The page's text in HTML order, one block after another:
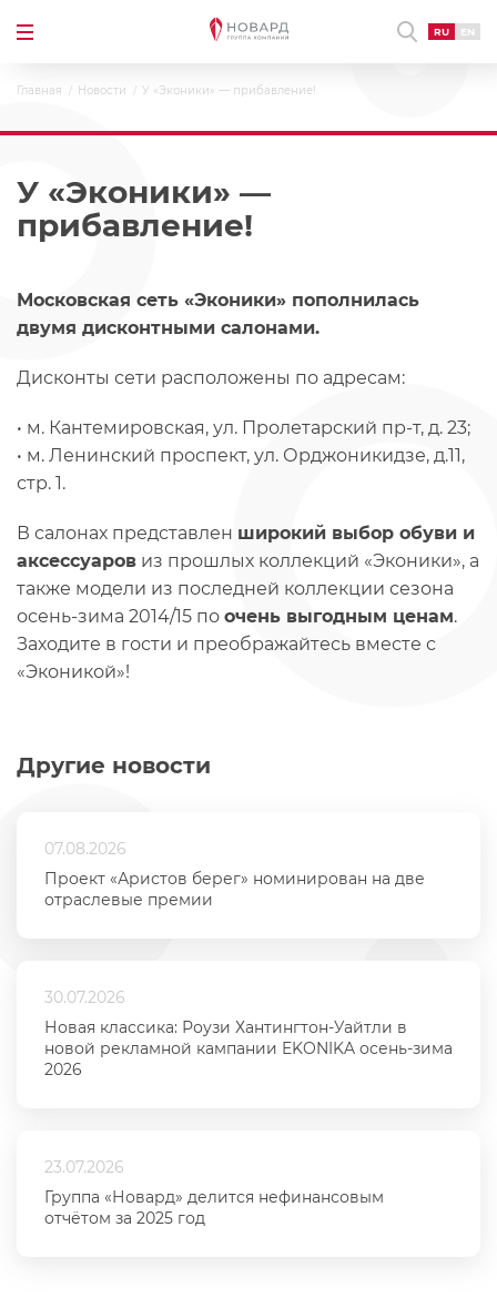
RU EN
Главная Новости У «Эконики» — прибавление!
У «Эконики» —
прибавление!
Другие новости
07.08.2026
Проект «Аристов берег» номинирован на две
отраслевые премии
30.07.2026
Новая классика: Роузи Хантингтон-Уайтли в
новой рекламной кампании EKONIKA осень-зима
2026
23.07.2026
Группа «Новард» делится нефинансовым
отчётом за 2025 год
Московская сеть «Эконики» пополнилась
двумя дисконтными салонами.
Дисконты сети расположены по адресам:
• м. Кантемировская, ул. Пролетарский пр-т, д. 23;
• м. Ленинский проспект, ул. Орджоникидзе, д.11,
стр. 1.
В салонах представлен широкий выбор обуви и
аксессуаров из прошлых коллекций «Эконики», а
также модели из последней коллекции сезона
осень-зима 2014/15 по очень выгодным ценам.
Заходите в гости и преображайтесь вместе с
«Эконикой»!